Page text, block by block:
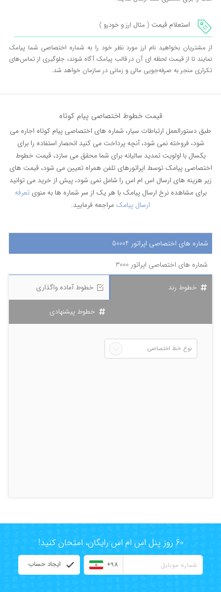
استعلام قیمت ( مثال ارز و خودرو )
از مشتریان بخواهید نام ارز مورد نظر خود را به شماره اختصاصی شما پیامک
نمایند تا از قیمت لحظه ای آن در قالب پیامک آگاه شوند، جلوگیری از تماس‌های
تکراری منجر به صرفه‌جویی مالی و زمانی در سازمان خواهد شد.
قیمت خطوط اختصاصی پیام کوتاه
طبق دستورالعمل ارتباطات سیار، شماره‌ های اختصاصی پیام کوتاه اجاره می
شود، فروخته نمی شود، آنچه پرداخت می کنید انحصار استفاده را برای
یکسال با اولویت تمدید سالیانه برای شما محقق می سازد، قیمت خطوط
اختصاصی پیامک توسط اپراتورهای تلفن همراه تعیین می شود، قیمت های
زیر هزینه های ارسال اس ام اس را شامل نمی شود، پیش از خرید می توانید
برای مشاهده نرخ ارسال پیامک با هر یک از سر شماره ها به منوی تعرفه
ارسال پیامک مراجعه فرمایید.
شماره های اختصاصی اپراتور 50004
شماره های اختصاصی اپراتور 3000
خطوط آماده واگذاری خطوط رند
خطوط پیشنهادی
60 روز پنل اس ام اس رایگان، امتحان کنید!
+98 ایجاد حساب